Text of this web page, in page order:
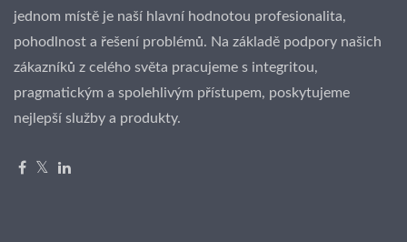
jednom místě je naší hlavní hodnotou profesionalita,
pohodlnost a řešení problémů. Na základě podpory našich
zákazníků z celého světa pracujeme s integritou,
pragmatickým a spolehlivým přístupem, poskytujeme
nejlepší služby a produkty.